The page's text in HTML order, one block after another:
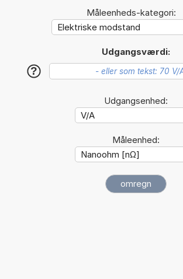
Måleenheds-kategori:
Udgangsværdi:
?
Udgangsenhed:
Måleenhed: